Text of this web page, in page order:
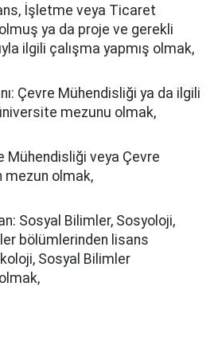
İşletme veya Ticaret
ya da proje ve gerekli
ilgili çalışma yapmış olmak,
Çevre Mühendisliği ya da ilgili
mezunu olmak,
Mühendisliği veya Çevre
mezun olmak,
Sosyal Bilimler, Sosyoloji,
bölümlerinden lisans
Sosyal Bilimler